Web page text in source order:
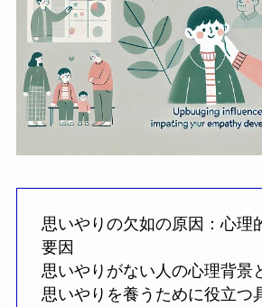
思いやりの欠如の原因：心理
要因
思いやりがない人の心理背景
思いやりを養うために役立つ